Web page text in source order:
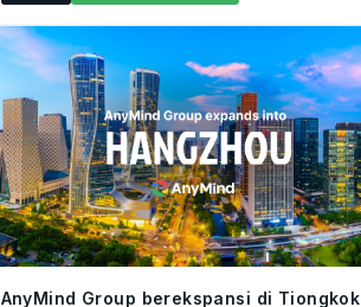
AnyMind Group berekspansi di Tiongkok